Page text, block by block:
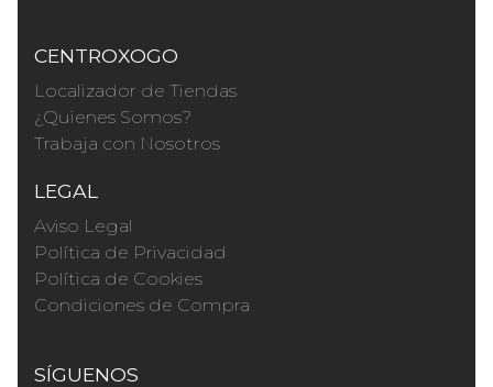
CENTROXOGO
Localizador de Tiendas
¿Quienes Somos?
Trabaja con Nosotros
LEGAL
Aviso Legal
Política de Privacidad
Política de Cookies
Condiciones de Compra
SÍGUENOS